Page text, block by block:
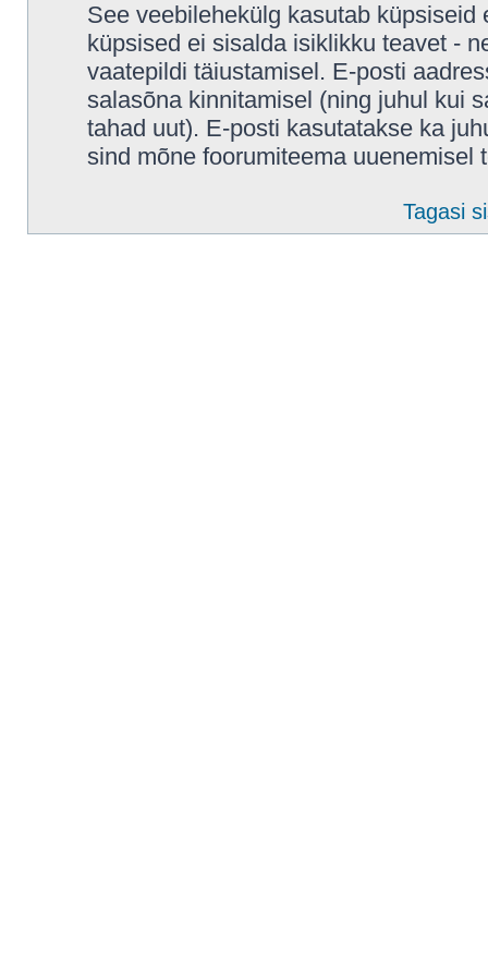
See veebilehekülg kasutab
küpsised ei sisalda isiklikku teavet -
vaatepildi täiustamisel. E-posti
salasõna kinnitamisel (ning juhul kui
tahad uut). E-posti kasutatakse ka
sind mõne foorumiteema uuenemisel
Tagasi